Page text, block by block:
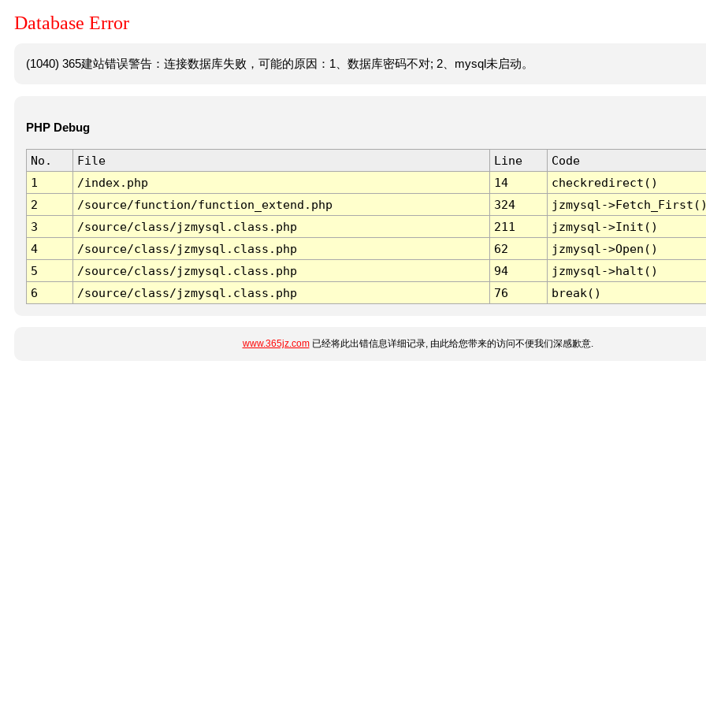
Database Error
(1040) 365建站错误警告：连接数据库失败，可能的原因：1、数据库密码不对; 2、mysql未启动。
PHP Debug
No. File Line
Code
1
/index.php 14
checkredirect()
2
/source/function/function_extend.php 324
jzmysql-
3
/source/class/jzmysql.class.php 211
jzmysql->Init()
4
/source/class/jzmysql.class.php 62
jzmysql->Open()
5
/source/class/jzmysql.class.php 94
jzmysql->halt()
6
/source/class/jzmysql.class.php 76 break()
www.365jz.com已经将此出错信息详细记录, 由此给您带来的访问不便我们深感歉意.